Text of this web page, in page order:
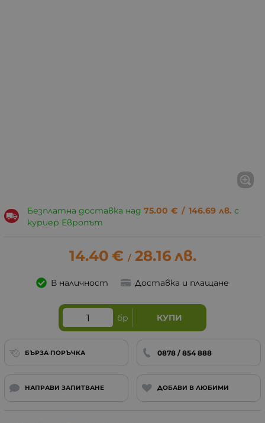
Безплатна доставка над 75.00 € / 146.69 лв. с
куриер Европът
14.40 € / 28.16 лв.
В наличност Доставка и плащане
бр КУПИ
БЪРЗА ПОРЪЧКА 0878 / 854 888
НАПРАВИ ЗАПИТВАНЕ ДОБАВИ В ЛЮБИМИ